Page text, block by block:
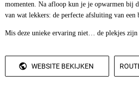
momenten. Na afloop kun je je opwarmen bij
van wat lekkers: de perfecte afsluiting van een
Mis deze unieke ervaring niet… de plekjes zijn
WEBSITE BEKIJKEN